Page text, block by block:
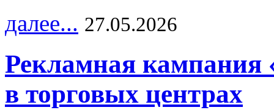
далее... 27.05.2026
Рекламная кампания
в торговых центрах